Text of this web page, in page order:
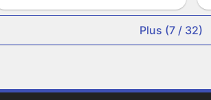
Plus (7 / 32)